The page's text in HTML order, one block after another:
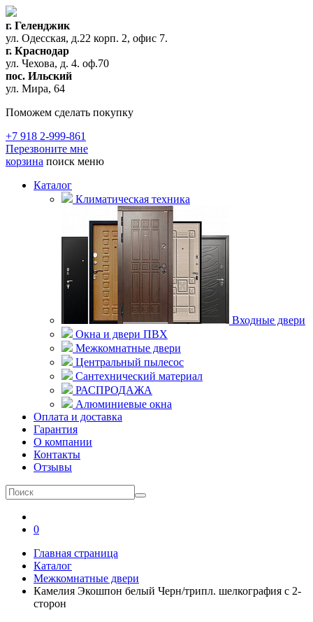
г. Геленджик
ул. Одесская, д.22 корп. 2, офис 7.
г. Краснодар
ул. Чехова, д. 4. оф.70
пос. Ильский
ул. Мира, 64
Поможем сделать покупку
+7 918 2-999-861
Перезвоните мне
корзина поиск меню
Каталог
Климатическая техника
Входные двери
Окна и двери ПВХ
Межкомнатные двери
Центральный пылесос
Сантехнический материал
РАСПРОДАЖА
Алюминиевые окна
Оплата и доставка
Гарантия
О компании
Контакты
Отзывы
0
Главная страница
Каталог
Межкомнатные двери
Камелия Экошпон белый Черн/трипл. шелкография с 2-
сторон